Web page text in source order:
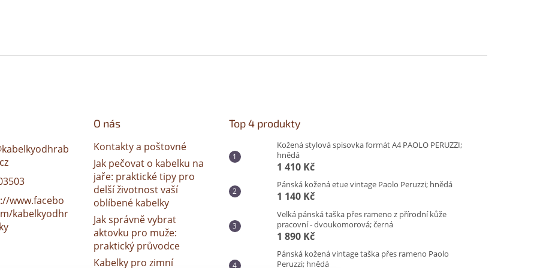
kabelkyodhrab
www.facebo
kabelkyodhr
O nás
Kontakty a poštovné
Jak pečovat o kabelku na
jaře: praktické tipy pro
delší životnost vaší
oblíbené kabelky
Jak správně vybrat
aktovku pro muže:
praktický průvodce
Kabelky pro zimní
Top 4 produkty
Kožená stylová spisovka formát A4 PAOLO PERUZZI;
hnědá
1 410 Kč
Pánská kožená etue vintage Paolo Peruzzi; hnědá
1 140 Kč
Velká pánská taška přes rameno z přírodní kůže
pracovní - dvoukomorová; černá
1 890 Kč
Pánská kožená vintage taška přes rameno Paolo
Peruzzi; hnědá